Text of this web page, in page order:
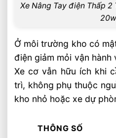
Xe Nâng Tay điện Thấp
Ở môi trường kho có
điện giảm mỏi vận
Xe cơ vẫn hữu ích khi
trì, không phụ thuộc
kho nhỏ hoặc xe dự
THÔNG SỐ